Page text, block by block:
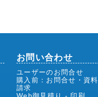
お問い合わせ
ユーザーのお問合せ
購入前：お問合せ・資料
請求